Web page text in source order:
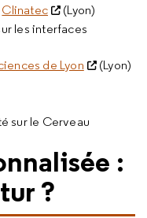
Clinatec (Lyon)
les interfaces
de Lyon
(Lyon)
sur le Cerveau
:
?